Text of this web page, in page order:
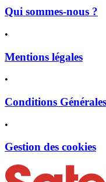
Qui sommes-nous ?
•
Mentions légales
•
Conditions
•
Gestion des cookies